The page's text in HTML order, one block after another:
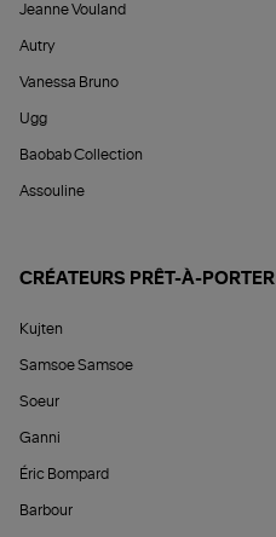
Jeanne Vouland
Autry
Vanessa Bruno
Ugg
Baobab Collection
Assouline
CRÉATEURS PRÊT-À-PORTER
Kujten
Samsoe Samsoe
Soeur
Ganni
Éric Bompard
Barbour